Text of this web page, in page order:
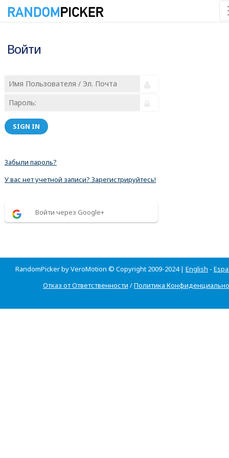
Войти
SIGN IN
Забыли пароль?
У вас нет учетной записи? Зарегистрируйтесь!
Войти через Google+
RandomPicker by VeroMotion © Copyright 2009-2024 | English -
Отказ от Ответственности /Политика